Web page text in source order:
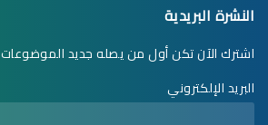
النشرة البريدية
اشترك الآن تكن أول من يصله جديد الموضوعات
البريد الإلكتروني